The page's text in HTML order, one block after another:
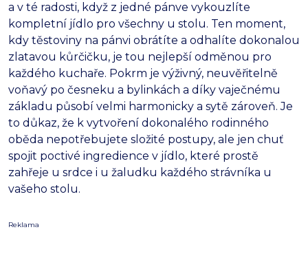
a v té radosti, když z jedné pánve vykouzlíte
kompletní jídlo pro všechny u stolu. Ten moment,
kdy těstoviny na pánvi obrátíte a odhalíte dokonalou
zlatavou kůrčičku, je tou nejlepší odměnou pro
každého kuchaře. Pokrm je výživný, neuvěřitelně
voňavý po česneku a bylinkách a díky vaječnému
základu působí velmi harmonicky a sytě zároveň. Je
to důkaz, že k vytvoření dokonalého rodinného
oběda nepotřebujete složité postupy, ale jen chuť
spojit poctivé ingredience v jídlo, které prostě
zahřeje u srdce i u žaludku každého strávníka u
vašeho stolu.
Reklama